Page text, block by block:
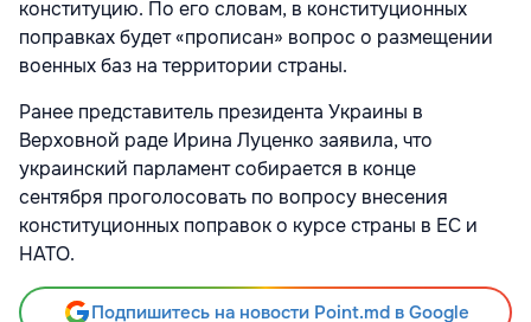
конституцию. По его словам, в конституционных
поправках будет «прописан» вопрос о размещении
военных баз на территории страны.
Ранее представитель президента Украины в
Верховной раде Ирина Луценко заявила, что
украинский парламент собирается в конце
сентября проголосовать по вопросу внесения
конституционных поправок о курсе страны в ЕС и
НАТО.
Подпишитесь на новости Point.md в Google